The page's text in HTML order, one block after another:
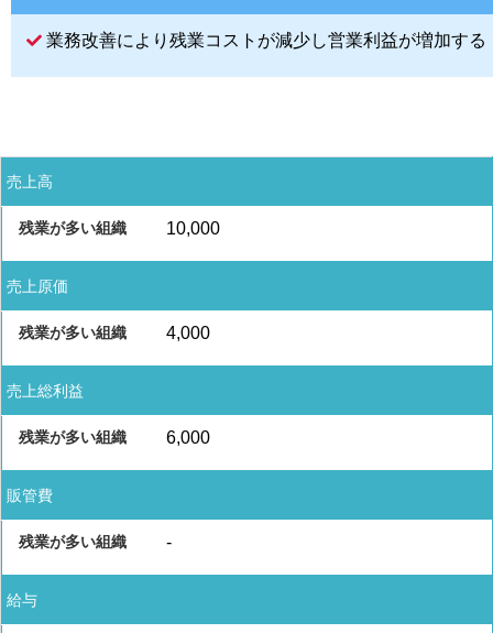
業務改善により残業コストが減少し営業利益が増加する
売上高
10,000
売上原価
4,000
売上総利益
6,000
販管費
-
給与